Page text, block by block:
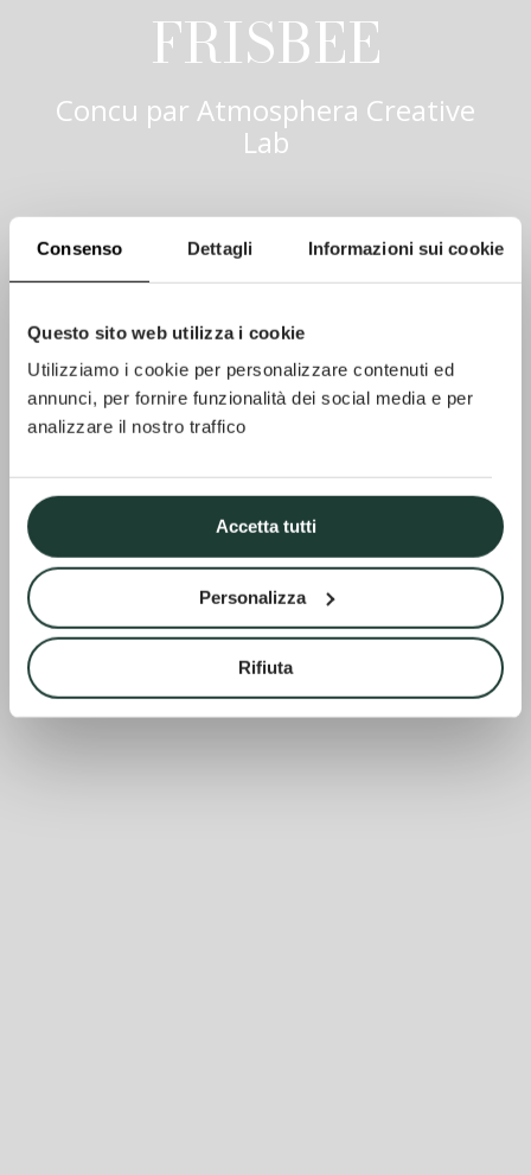
Consenso Dettagli Informazioni sui cookie
Questo sito web utilizza i cookie
Utilizziamo i cookie per personalizzare contenuti ed
annunci, per fornire funzionalità dei social media e per
analizzare il nostro traffico
Accetta tutti
Personalizza
Rifiuta
FRISBEE
Concu par Atmosphera Creative
Lab